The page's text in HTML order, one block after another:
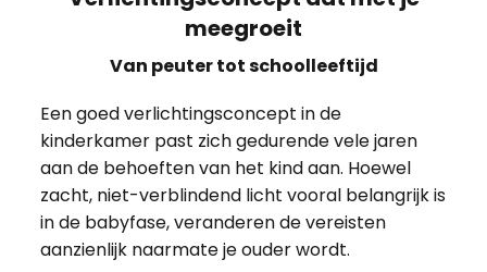
meegroeit
Van peuter tot schoolleeftijd
Een goed verlichtingsconcept in de
kinderkamer past zich gedurende vele jaren
aan de behoeften van het kind aan. Hoewel
zacht, niet-verblindend licht vooral belangrijk is
in de babyfase, veranderen de vereisten
aanzienlijk naarmate je ouder wordt.